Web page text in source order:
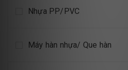
Nhựa PP/PVC
Máy hàn nhựa/ Que hàn